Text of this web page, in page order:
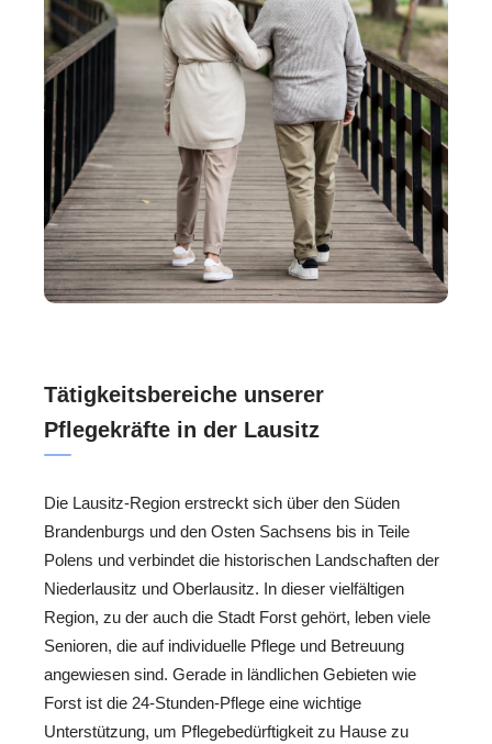
Tätigkeitsbereiche unserer
Pflegekräfte in der Lausitz
Die Lausitz-Region erstreckt sich über den Süden
Brandenburgs und den Osten Sachsens bis in Teile
Polens und verbindet die historischen Landschaften der
Niederlausitz und Oberlausitz. In dieser vielfältigen
Region, zu der auch die Stadt Forst gehört, leben viele
Senioren, die auf individuelle Pflege und Betreuung
angewiesen sind. Gerade in ländlichen Gebieten wie
Forst ist die 24-Stunden-Pflege eine wichtige
Unterstützung, um Pflegebedürftigkeit zu Hause zu